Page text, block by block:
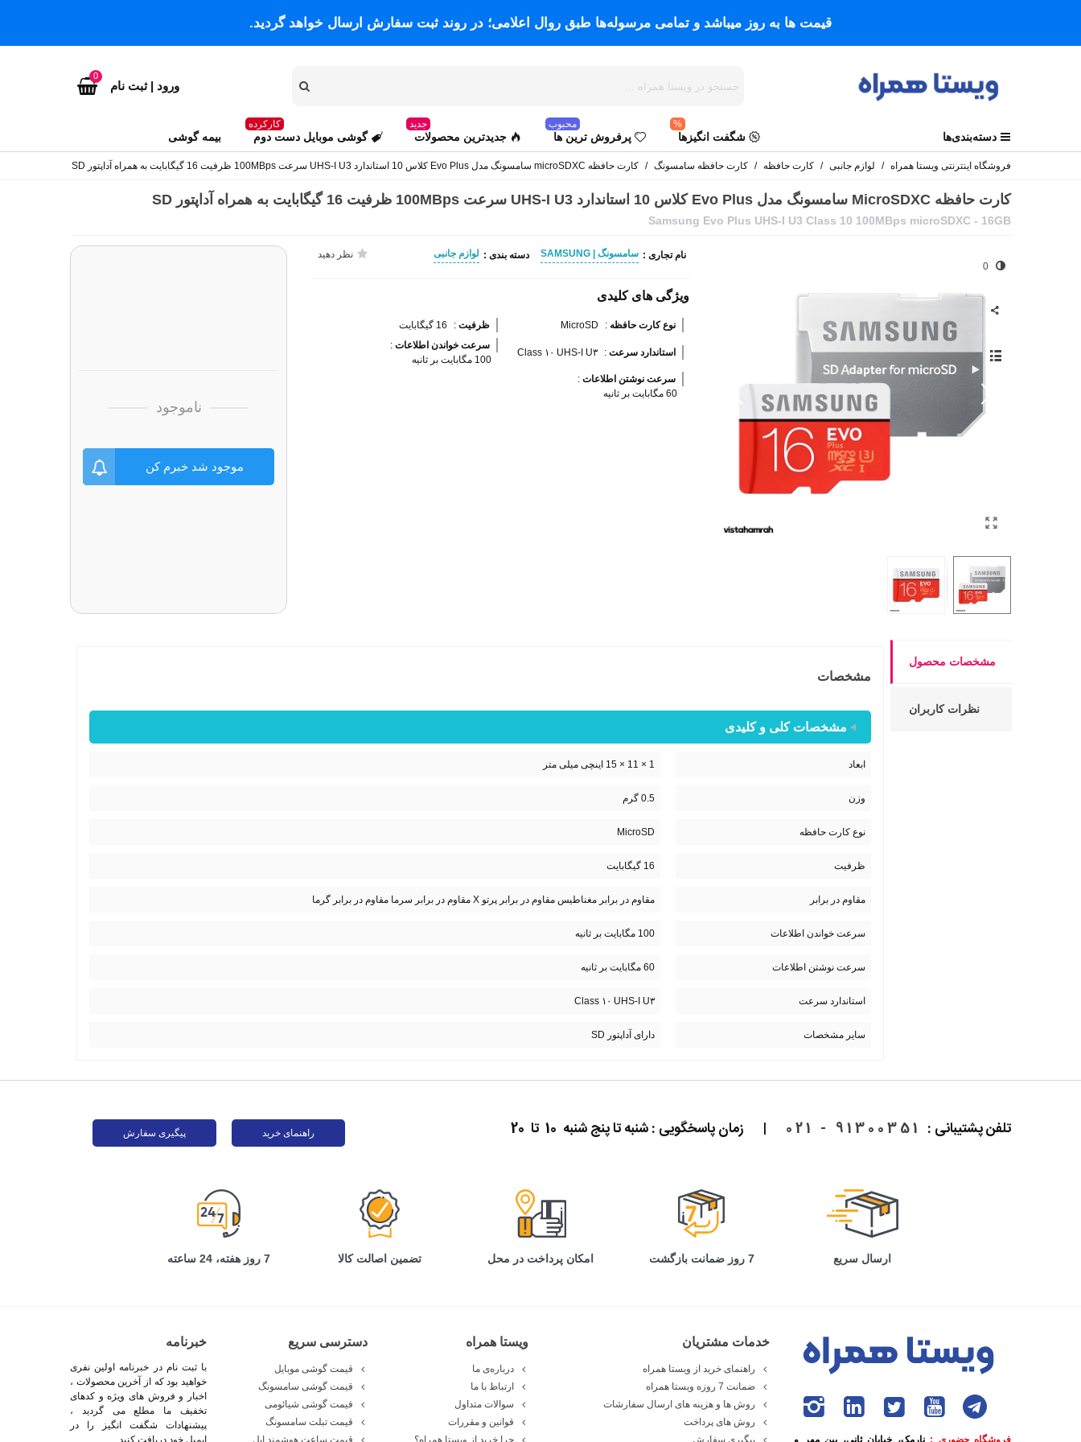
قیمت ها به روز میباشد و تمامی مرسوله‌ها طبق روال اعلامی؛ در روند ثبت سفارش ارسال خواهد گردید.
ورود | ثبت نام
0
دسته‌بندی‌ها شگفت انگیزها
%
پرفروش ترین ها
محبوب
جدیدترین محصولات
جدید
گوشی موبایل دست دوم
کارکرده
بیمه گوشی
فروشگاه اینترنتی ویستا همراه / لوازم جانبی / کارت حافظه / کارت حافظه سامسونگ / کارت حافظه microSDXC سامسونگ مدل Evo Plus کلاس 10 استاندارد UHS-I U3 سرعت 100MBps ظرفیت 16 گیگابایت به همراه آداپتور SD
کارت حافظه MicroSDXC سامسونگ مدل Evo Plus کلاس 10 استاندارد UHS-I U3 سرعت 100MBps ظرفیت 16 گیگابایت به همراه آداپتور SD
Samsung Evo Plus UHS-I U3 Class 10 100MBps microSDXC - 16GB
0
نام تجاری : سامسونگ | SAMSUNG دسته بندی : لوازم جانبی نظر دهید
ویژگی های کلیدی
نوع کارت حافظه :
MicroSD ظرفیت : 16 گیگابایت
استاندارد سرعت : Class ۱۰ UHS-I U۳
سرعت خواندن اطلاعات :
100 مگابایت بر ثانیه
سرعت نوشتن اطلاعات :
60 مگابایت بر ثانیه
ناموجود
موجود شد خبرم کن
مشخصات محصول
نظرات کاربران
مشخصات
مشخصات کلی و کلیدی
ابعاد 1 × 11 × 15 اینچی میلی متر
وزن 0.5 گرم
نوع کارت حافظه MicroSD
ظرفیت 16 گیگابایت
مقاوم در برابر مقاوم در برابر مغناطیس مقاوم در برابر پرتو X مقاوم در برابر سرما مقاوم در برابر گرما
سرعت خواندن اطلاعات 100 مگابایت بر ثانیه
سرعت نوشتن اطلاعات 60 مگابایت بر ثانیه
استاندارد سرعت Class ۱۰ UHS-I U۳
سایر مشخصات دارای آداپتور SD
تلفن پشتیبانی : 91300351 - 021
| زمان پاسخگویی : شنبه تا پنج شنبه 10 تا 20 راهنمای خرید پیگیری سفارش
ارسال سریع 7 روز ضمانت بازگشت امکان پرداخت در محل تضمین اصالت کالا 7 روز هفته، 24 ساعته
فروشگاه حضوری : نارمک، خیابان ثانی، بین مهر و
خدمات مشتریان
راهنمای خرید از ویستا همراه
ضمانت 7 روزه ویستا همراه
روش ها و هزینه های ارسال سفارشات
روش های پرداخت
پیگیری سفارش
ویستا همراه
درباره‌ی ما
ارتباط با ما
سوالات متداول
قوانین و مقررات
چرا خرید از ویستا همراه؟
دسترسی سریع
قیمت گوشی موبایل
قیمت گوشی سامسونگ
قیمت گوشی شیائومی
قیمت تبلت سامسونگ
قیمت ساعت هوشمند اپل
خبرنامه
با ثبت نام در خبرنامه اولین نفری
خواهید بود که از آخرین محصولات ،
اخبار و فروش های ویژه و کدهای
تخفیف ما مطلع می گردید ،
پیشنهادات شگفت انگیز را در
ایمیل خود دریافت کنید .